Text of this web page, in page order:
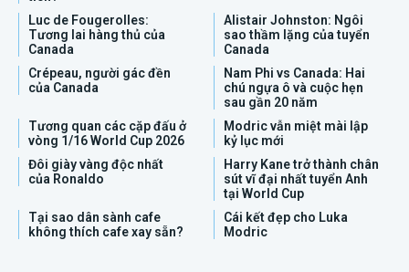
Luc de Fougerolles:
Tương lai hàng thủ của
Canada
Alistair Johnston: Ngôi
sao thầm lặng của tuyển
Canada
Crépeau, người gác đền
của Canada
Nam Phi vs Canada: Hai
chú ngựa ô và cuộc hẹn
sau gần 20 năm
Tương quan các cặp đấu ở
vòng 1/16 World Cup 2026
Modric vẫn miệt mài lập
kỷ lục mới
Đôi giày vàng độc nhất
của Ronaldo
Harry Kane trở thành chân
sút vĩ đại nhất tuyển Anh
tại World Cup
Tại sao dân sành cafe
không thích cafe xay sẵn?
Cái kết đẹp cho Luka
Modric